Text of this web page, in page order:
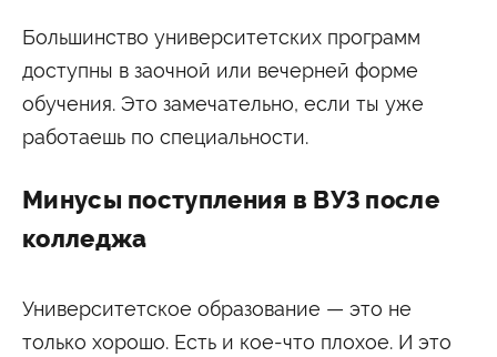
Большинство университетских программ
доступны в заочной или вечерней форме
обучения. Это замечательно, если ты уже
работаешь по специальности.
Минусы поступления в ВУЗ после
колледжа
Университетское образование — это не
только хорошо. Есть и кое-что плохое. И это